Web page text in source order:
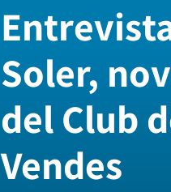
Soler,
del Club
Vendes